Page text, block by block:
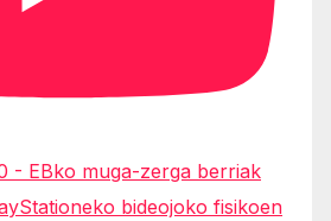
- EBko muga-zerga berriak
bideojoko fisikoen